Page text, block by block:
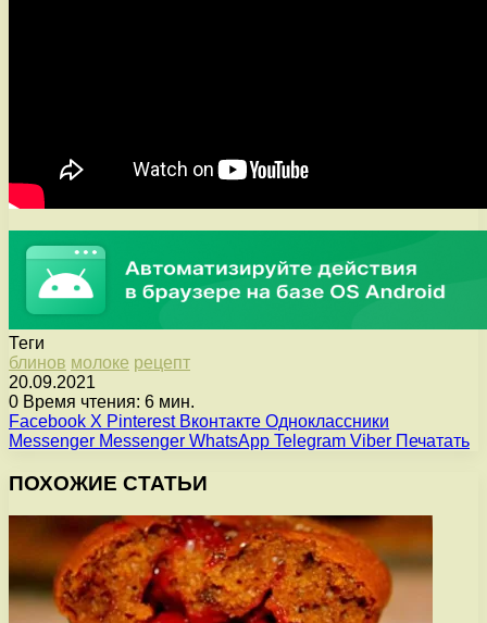
Теги
блинов молоке рецепт
20.09.2021
0 Время чтения: 6 мин.
Facebook X Pinterest Вконтакте Одноклассники
Messenger Messenger WhatsApp Telegram Viber Печатать
ПОХОЖИЕ СТАТЬИ